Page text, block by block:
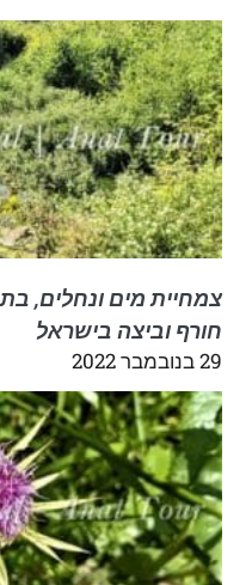
צמחיית מים ונחלים,
חורף וביצה בישראל
29 בנובמבר 2022